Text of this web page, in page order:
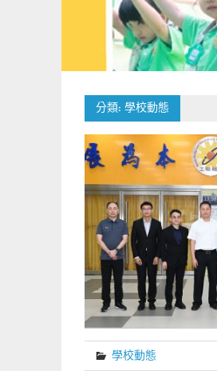
分類: 學校動態
學校動態